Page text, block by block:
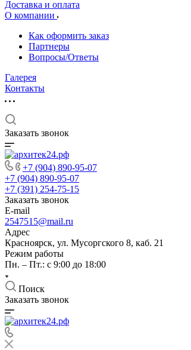
Доставка и оплата
О компании
Как оформить заказ
Партнеры
Вопросы/Ответы
Галерея
Контакты
Заказать звонок
+7 (904) 890-95-07
+7 (904) 890-95-07
+7 (391) 254-75-15
Заказать звонок
E-mail
2547515@mail.ru
Адрес
Красноярск, ул. Мусоргского 8, каб. 21
Режим работы
Пн. – Пт.: с 9:00 до 18:00
Поиск
Заказать звонок